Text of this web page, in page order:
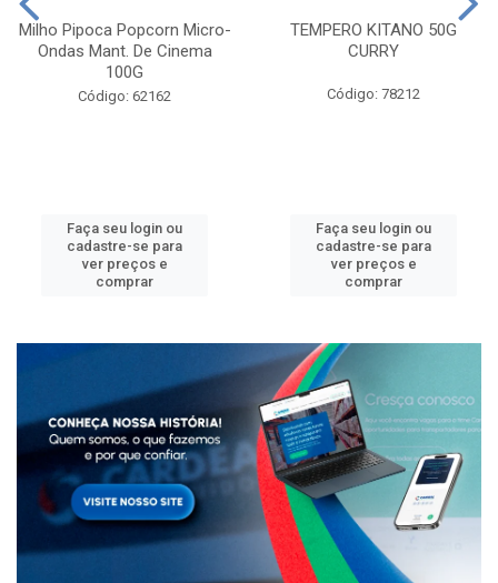
Milho Pipoca Popcorn Micro-
Ondas Mant. De Cinema
100G
Código: 62162
Faça seu login ou
cadastre-se para
ver preços e
comprar
TEMPERO KITANO 50G
CURRY
Código: 78212
Faça seu login ou
cadastre-se para
ver preços e
comprar